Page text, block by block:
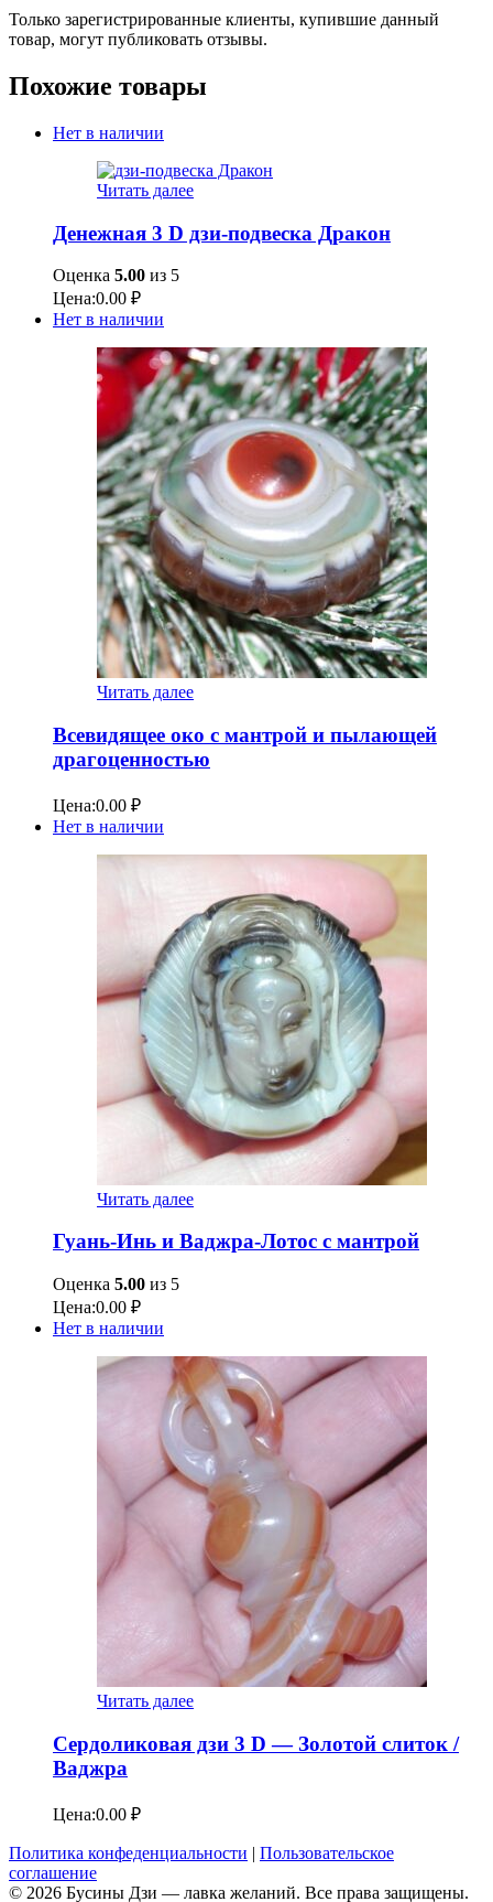
Только зарегистрированные клиенты, купившие данный
товар, могут публиковать отзывы.
Похожие товары
Нет в наличии
Читать далее
Денежная 3 D дзи-подвеска Дракон
Оценка 5.00 из 5
Цена:0.00 ₽
Нет в наличии
Читать далее
Всевидящее око с мантрой и пылающей
драгоценностью
Цена:0.00 ₽
Нет в наличии
Читать далее
Гуань-Инь и Ваджра-Лотос с мантрой
Оценка 5.00 из 5
Цена:0.00 ₽
Нет в наличии
Читать далее
Сердоликовая дзи 3 D — Золотой слиток /
Ваджра
Цена:0.00 ₽
Политика конфеденциальности | Пользовательское
соглашение
© 2026 Бусины Дзи — лавка желаний. Все права защищены.